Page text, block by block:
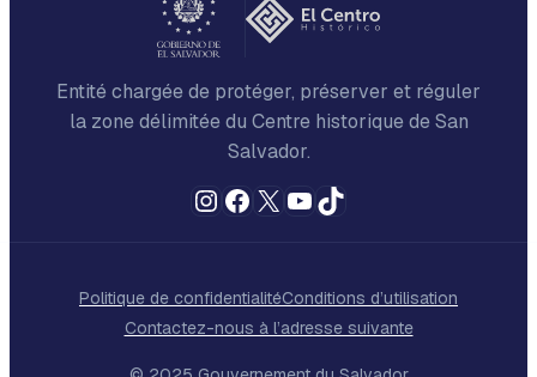
Entité chargée de protéger, préserver et réguler
la zone délimitée du Centre historique de San
Salvador.
Instagram
Facebook
X YouTube
TikTok
Politique de confidentialitéConditions d’utilisation
Contactez-nous à l’adresse suivante